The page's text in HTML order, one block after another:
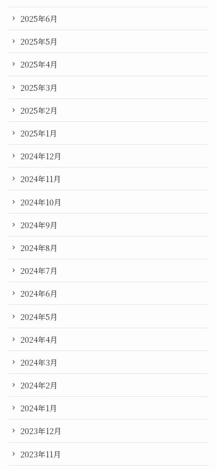
2025年6月
2025年5月
2025年4月
2025年3月
2025年2月
2025年1月
2024年12月
2024年11月
2024年10月
2024年9月
2024年8月
2024年7月
2024年6月
2024年5月
2024年4月
2024年3月
2024年2月
2024年1月
2023年12月
2023年11月